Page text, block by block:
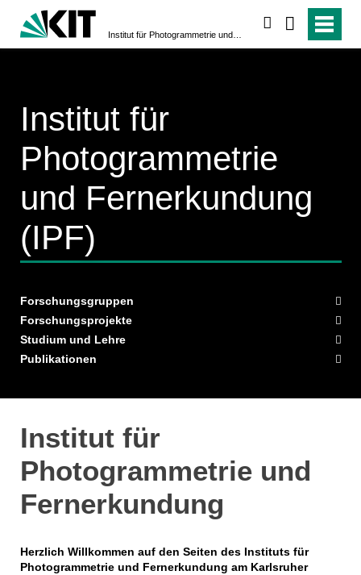
Institut für
Photogrammetrie
und Fernerkundung
(IPF)
Forschungsgruppen
Forschungsprojekte
Studium und Lehre
Publikationen
Institut für
Photogrammetrie und
Fernerkundung
Herzlich Willkommen auf den Seiten des Instituts für
Photogrammetrie und Fernerkundung am Karlsruher